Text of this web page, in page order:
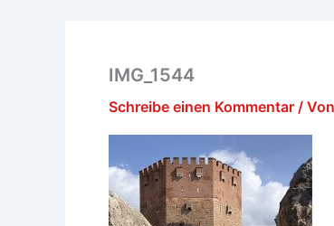
IMG_1544
Schreibe einen Kommentar / Von